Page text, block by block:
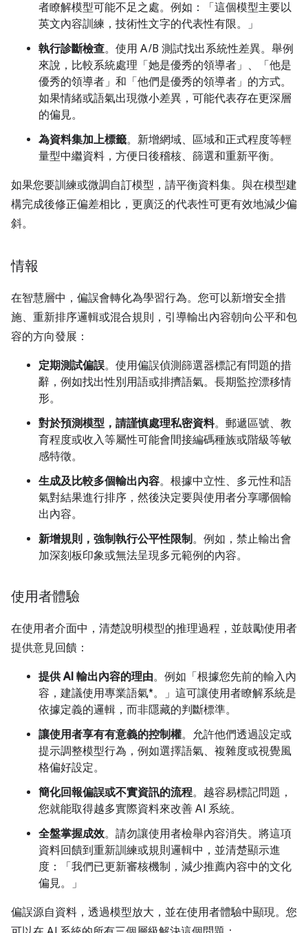
者瞭解模型可能不足之處。例如：「這個模型主要以
英文內容訓練，技術性文字的代表性有限。」
執行診斷檢查。使用 A/B 測試找出系統性差異。舉例
來說，比較系統處理「她是優秀的領導者」、「他是
優秀的領導者」和「他們是優秀的領導者」的方式。
如果情緒或語氣出現微小差異，可能代表存在更深層
的偏見。
為資料集加上標籤。新增網域、區域和正式程度等輕
量型中繼資料，方便日後稽核、篩選和重新平衡。
如果您要訓練或微調自訂模型，請平衡資料集。與在模型建
構完成後修正偏差相比，更廣泛的代表性可更有效地減少偏
斜。
情報
在智慧層中，偏誤會轉化為學習行為。您可以新增安全措
施、重新排序邏輯或混合規則，引導輸出內容朝向公平和包
容的方向發展：
定期測試偏誤。使用偏誤偵測篩選器標記有問題的措
辭，例如找出性別用語或排擠語氣。長期監控漂移情
形。
對於預測模型，請謹慎處理私密資料。郵遞區號、教
育程度或收入等屬性可能會間接編碼種族或階級等敏
感特徵。
生成及比較多個輸出內容。根據中立性、多元性和語
氣對結果進行排序，然後決定要與使用者分享哪個輸
出內容。
新增規則，強制執行公平性限制。例如，禁止輸出會
加深刻板印象或無法呈現多元範例的內容。
使用者體驗
在使用者介面中，清楚說明模型的推理過程，並鼓勵使用者
提供意見回饋：
提供 AI 輸出內容的理由。例如「根據您先前的輸入內
容，建議使用專業語氣*。」這可讓使用者瞭解系統是
依據定義的邏輯，而非隱藏的判斷標準。
讓使用者享有有意義的控制權。允許他們透過設定或
提示調整模型行為，例如選擇語氣、複雜度或視覺風
格偏好設定。
簡化回報偏誤或不實資訊的流程。越容易標記問題，
您就能取得越多實際資料來改善 AI 系統。
全盤掌握成效。請勿讓使用者檢舉內容消失。將這項
資料回饋到重新訓練或規則邏輯中，並清楚顯示進
度：「我們已更新審核機制，減少推薦內容中的文化
偏見。」
偏誤源自資料，透過模型放大，並在使用者體驗中顯現。您